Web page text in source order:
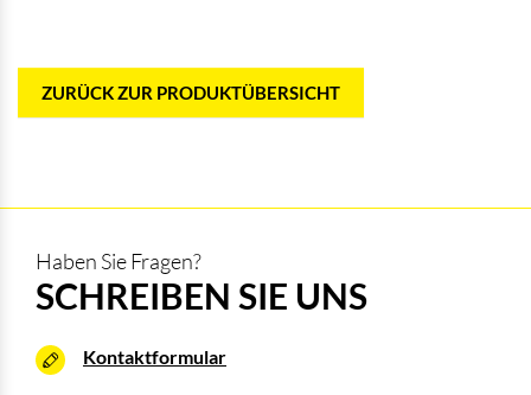
ZURÜCK ZUR PRODUKTÜBERSICHT
Haben Sie Fragen?
SCHREIBEN SIE UNS
Kontaktformular